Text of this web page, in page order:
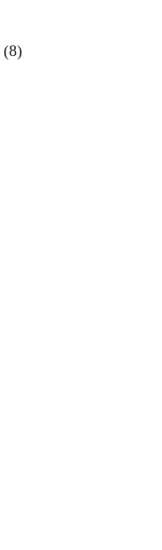
(8)